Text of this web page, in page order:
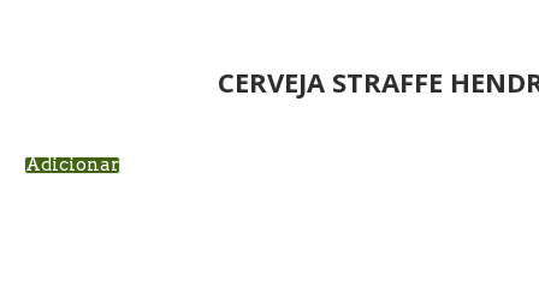
CERVEJA STRAFFE
Adicionar